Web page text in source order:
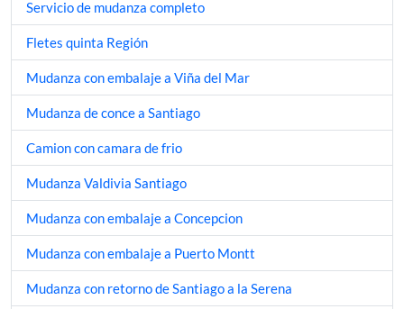
Servicio de mudanza completo
Fletes quinta Región
Mudanza con embalaje a Viña del Mar
Mudanza de conce a Santiago
Camion con camara de frio
Mudanza Valdivia Santiago
Mudanza con embalaje a Concepcion
Mudanza con embalaje a Puerto Montt
Mudanza con retorno de Santiago a la Serena